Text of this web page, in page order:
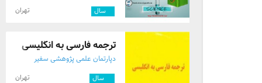
سال تهران
ترجمه فارسی به انگلیسی
دپارتمان علمی پژوهشی سفیر
سال تهران